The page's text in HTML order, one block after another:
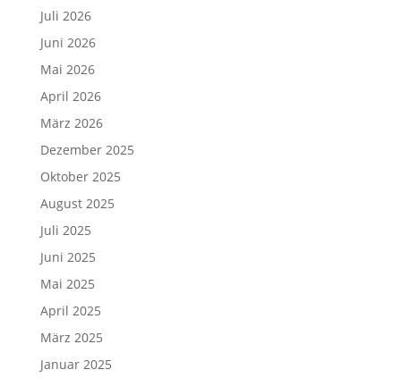
Juli 2026
Juni 2026
Mai 2026
April 2026
März 2026
Dezember 2025
Oktober 2025
August 2025
Juli 2025
Juni 2025
Mai 2025
April 2025
März 2025
Januar 2025